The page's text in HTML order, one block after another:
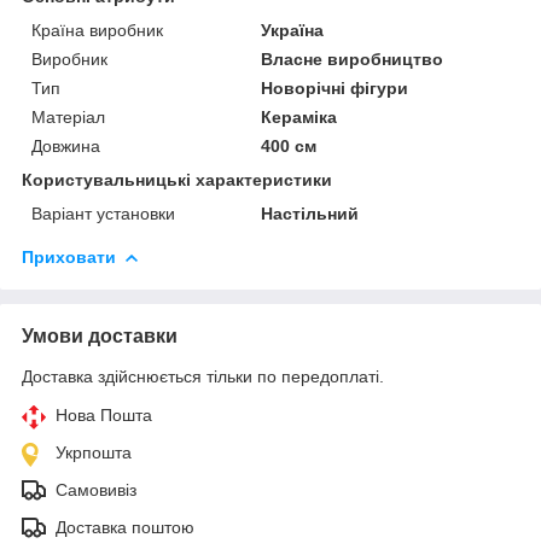
Країна виробник
Україна
Виробник
Власне виробництво
Тип
Новорічні фігури
Матеріал
Кераміка
Довжина
400 см
Користувальницькі характеристики
Варіант установки
Настільний
Приховати
Умови доставки
Доставка здійснюється тільки по передоплаті.
Нова Пошта
Укрпошта
Самовивіз
Доставка поштою